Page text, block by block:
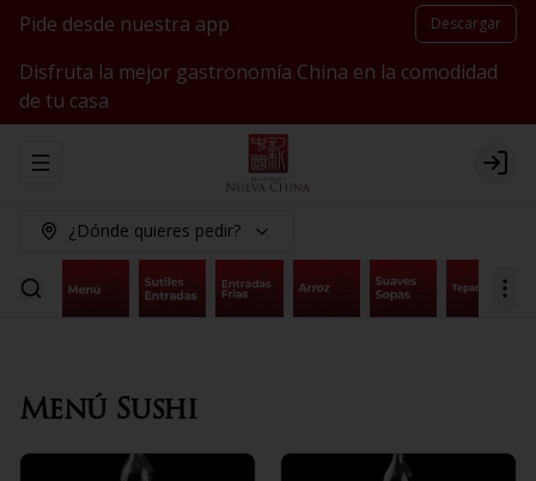
Pide desde nuestra app Descargar
Disfruta la mejor gastronomía China en la comodidad
de tu casa
Abrir menu de navegación Login
¿Dónde quieres pedir?
Menú Sushi